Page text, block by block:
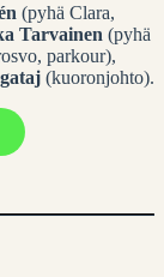
(pyhä Clara,
Tarvainen (pyhä
parkour),
(kuoronjohto).